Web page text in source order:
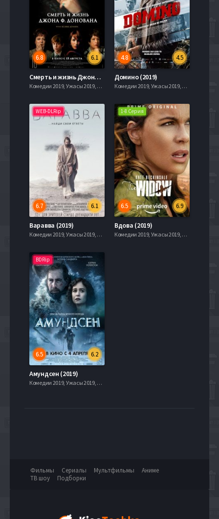
6.1
6.8
Смерть и жизнь Джона Ф. Донована (2019)
Комедии 2019, Ужасы 2019, Комедия, Ужасы, 2019, 720hd, mobilen
4.5
4.8
Домино (2019)
Комедии 2019, Ужасы 2019, Комедия, Ужасы, 2019, 720hd, mobilen
WEB-DLRip
6.1
6.7
Варавва (2019)
Комедии 2019, Ужасы 2019, Комедия, Ужасы, 2019, 720hd, mobilen
1-8 Серия
6.9
6.5
Вдова (2019)
Комедии 2019, Ужасы 2019, Комедия, Ужасы, 2019, 720hd, mobilen
BDRip
6.2
6.5
Амундсен (2019)
Комедии 2019, Ужасы 2019, Комедия, Ужасы, 2019, 720hd, mobilen
Фильмы Сериалы Мультфильмы
Аниме
ТВ шоу
Подборки